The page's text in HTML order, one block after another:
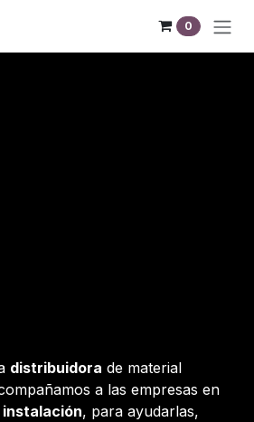
0
distribuidora de material
a las empresas en
, para ayudarlas,